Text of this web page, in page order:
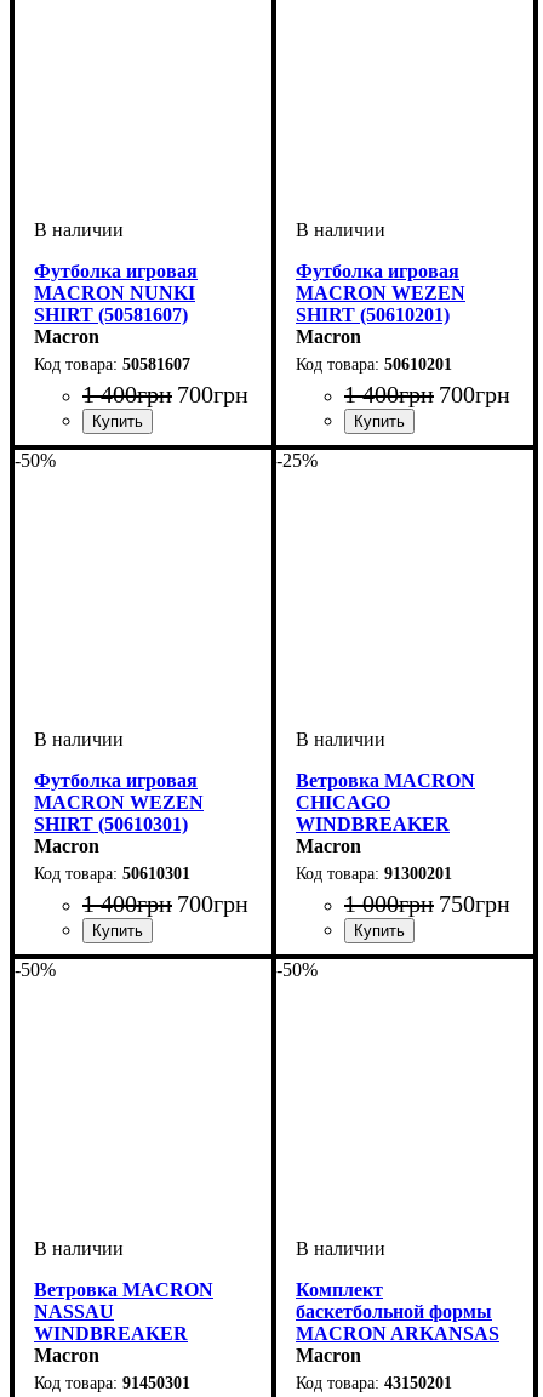
Футболка игровая
MACRON NUNKI
SHIRT (50581607)
Macron
50581607
1 400грн 700грн
Пол: Мужской
Производитель: Macron
Цвет: Салатовый
Футболка игровая
MACRON WEZEN
SHIRT (50610201)
Macron
50610201
1 400грн 700грн
Пол: Мужской
Производитель: Macron
Цвет: Красный
-50%
Футболка игровая
MACRON WEZEN
SHIRT (50610301)
Macron
50610301
1 400грн 700грн
Пол: Мужской
Производитель: Macron
Цвет: Синий
-25%
Ветровка MACRON
CHICAGO
WINDBREAKER
(91300201)
Macron
91300201
1 000грн 750грн
Пол: Детское, Унисекс
Производитель: Macron
Цвет: Красный
-50%
Ветровка MACRON
NASSAU
WINDBREAKER
(91450301)
Macron
91450301
-50%
Комплект
баскетбольной формы
MACRON ARKANSAS
SET (43150201)
Macron
43150201